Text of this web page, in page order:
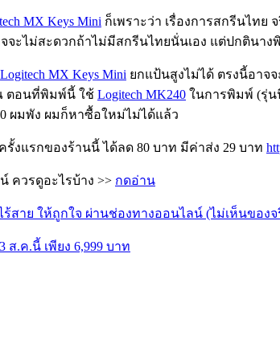
MX Keys Mini ก็เพราะว่า เรื่องการสกรีนไทย
จะไม่สะดวกถ้าไม่มีสกรีนไทยนั่นเอง แต่ปกตินา
Logitech MX Keys Mini ยกแป้นสูงไม่ได้ ตรงนี้อาจ
ตอนที่พิมพ์นี้ ใช้ Logitech MK240 ในการพิมพ์ (รุ่น
ผมพัง ผมก็หาซื้อใหม่ไม่ได้แล้ว
งแรกของร้านนี้ ได้ลด 80 บาท มีค่าส่ง 29 บาท
ควรดูอะไรบ้าง >> กดอ่าน
สาย ให้ถูกใจ ผ่านช่องทางออนไลน์ (ไม่เห็นของจ
ส.ค.นี้ เพียง 6,999 บาท